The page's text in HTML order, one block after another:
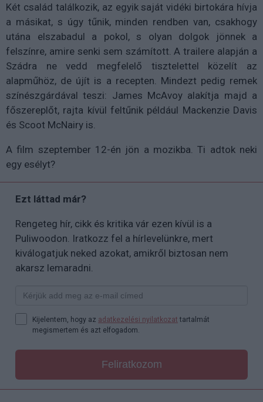
Két család találkozik, az egyik saját vidéki birtokára hívja
a másikat, s úgy tűnik, minden rendben van, csakhogy
utána elszabadul a pokol, s olyan dolgok jönnek a
felszínre, amire senki sem számított. A trailere alapján a
Szádra ne vedd megfelelő tisztelettel közelít az
alapműhöz, de újít is a recepten. Mindezt pedig remek
színészgárdával teszi: James McAvoy alakítja majd a
főszereplőt, rajta kívül feltűnik például Mackenzie Davis
és Scoot McNairy is.
A film szeptember 12-én jön a mozikba. Ti adtok neki
egy esélyt?
Ezt láttad már?
Rengeteg hír, cikk és kritika vár ezen kívül is a
Puliwoodon. Iratkozz fel a hírlevelünkre, mert
kiválogatjuk neked azokat, amikről biztosan nem
akarsz lemaradni.
Kijelentem, hogy az adatkezelési nyilatkozat tartalmát
megismertem és azt elfogadom.
Feliratkozom